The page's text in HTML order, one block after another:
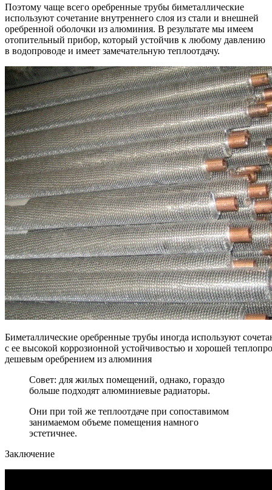
Поэтому чаще всего оребренные трубы биметаллические
используют сочетание внутреннего слоя из стали и внешней
оребренной оболочки из алюминия. В результате мы имеем
отопительный прибор, который устойчив к любому давлению
в водопроводе и имеет замечательную теплоотдачу.
Биметаллические оребренные трубы иногда используют
с ее высокой коррозионной устойчивостью и хорошей
дешевым оребрением из алюминия
Совет: для жилых помещений, однако, гораздо
больше подходят алюминиевые радиаторы.
Они при той же теплоотдаче при сопоставимом
занимаемом объеме помещения намного
эстетичнее.
Заключение